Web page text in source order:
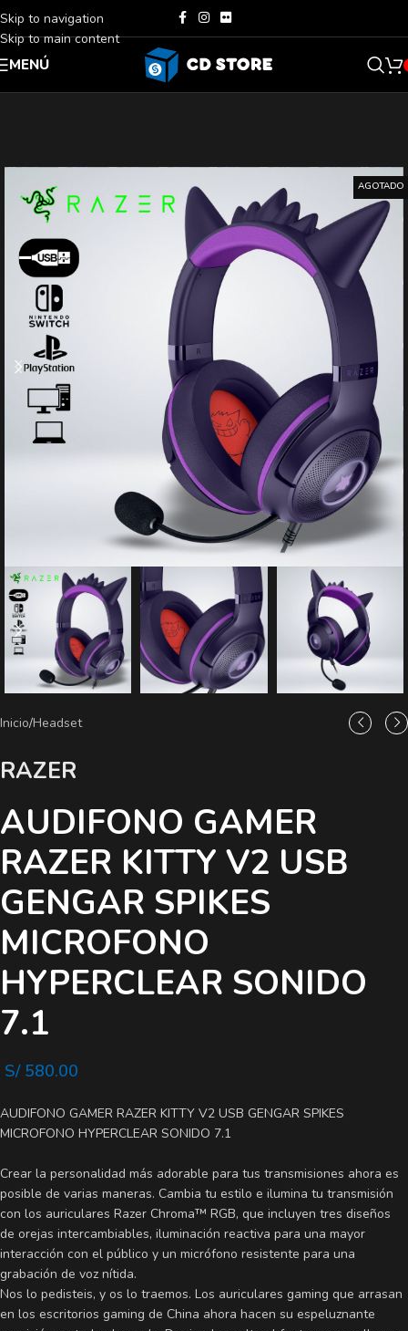
Skip to navigation
Skip to main content
MENÚ
AGOTADO
Inicio/Headset
RAZER
AUDIFONO GAMER
RAZER KITTY V2 USB
GENGAR SPIKES
MICROFONO
HYPERCLEAR SONIDO
7.1
S/580.00
AUDIFONO GAMER RAZER KITTY V2 USB GENGAR SPIKES
MICROFONO HYPERCLEAR SONIDO 7.1
Crear la personalidad más adorable para tus transmisiones ahora es
posible de varias maneras. Cambia tu estilo e ilumina tu transmisión
con los auriculares Razer Chroma™ RGB, que incluyen tres diseños
de orejas intercambiables, iluminación reactiva para una mayor
interacción con el público y un micrófono resistente para una
grabación de voz nítida.
Nos lo pedisteis, y os lo traemos. Los auriculares gaming que arrasan
en los escritorios gaming de China ahora hacen su espeluznante